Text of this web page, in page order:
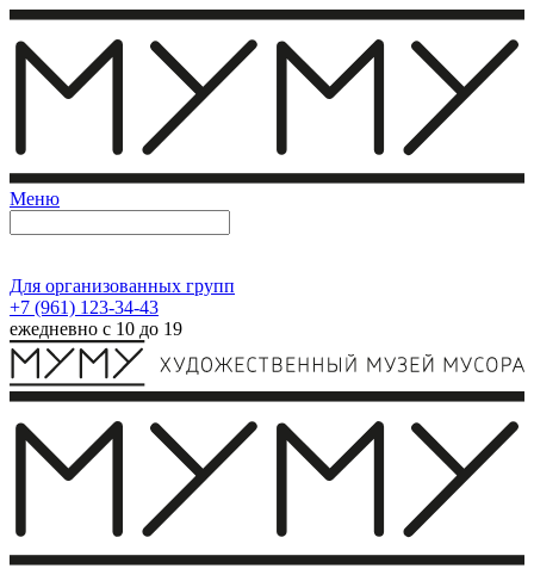
Меню
Для организованных групп
+7 (961) 123-34-43
ежедневно с 10 до 19